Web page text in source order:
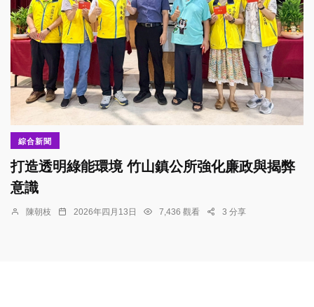
綜合新聞
打造透明綠能環境 竹山鎮公所強化廉政與揭弊
意識
陳朝枝 2026年四月13日 7,436 觀看 3 分享